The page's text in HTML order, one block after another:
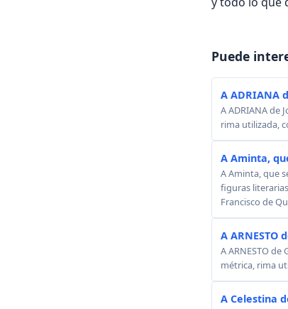
Puede
A ADRIANA
A ADRIANA de
rima utilizada,
A Aminta,
A Aminta, que
figuras
Francisco de
A ARNESTO
A ARNESTO
métrica, rima
A Celestina